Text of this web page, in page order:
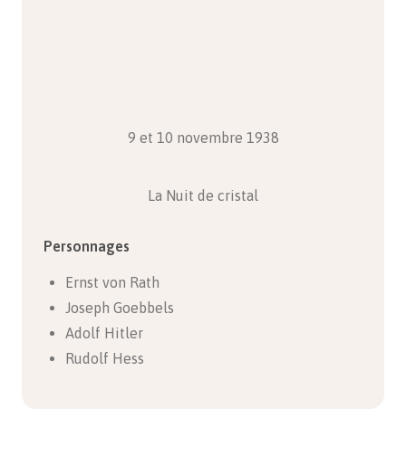
9 et 10 novembre 1938
La Nuit de cristal
Personnages
Ernst von Rath
Joseph Goebbels
Adolf Hitler
Rudolf Hess